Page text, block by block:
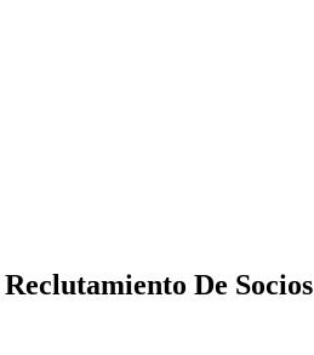
De Socios